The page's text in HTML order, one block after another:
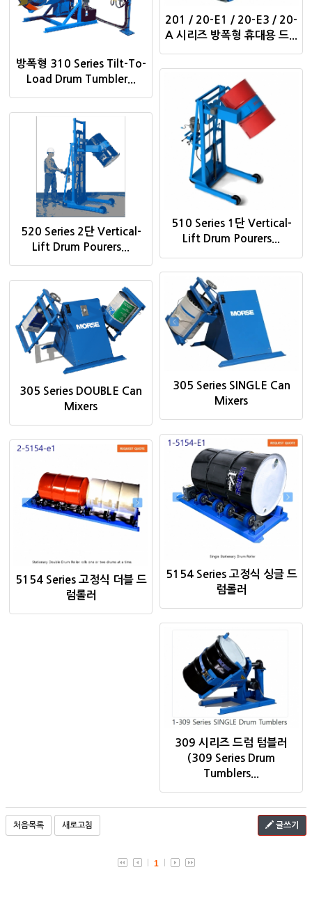
201 / 20-E1 / 20-E3 / 20-
A 시리즈 방폭형 휴대용 드...
방폭형 310 Series Tilt-To-
Load Drum Tumbler...
510 Series 1단 Vertical-
Lift Drum Pourers...
520 Series 2단 Vertical-
Lift Drum Pourers...
305 Series SINGLE Can
Mixers
305 Series DOUBLE Can
Mixers
5154 Series 고정식 싱글 드
럼롤러
5154 Series 고정식 더블 드
럼롤러
309 시리즈 드럼 텀블러
(309 Series Drum
Tumblers...
처음목록 새로고침 글쓰기
1